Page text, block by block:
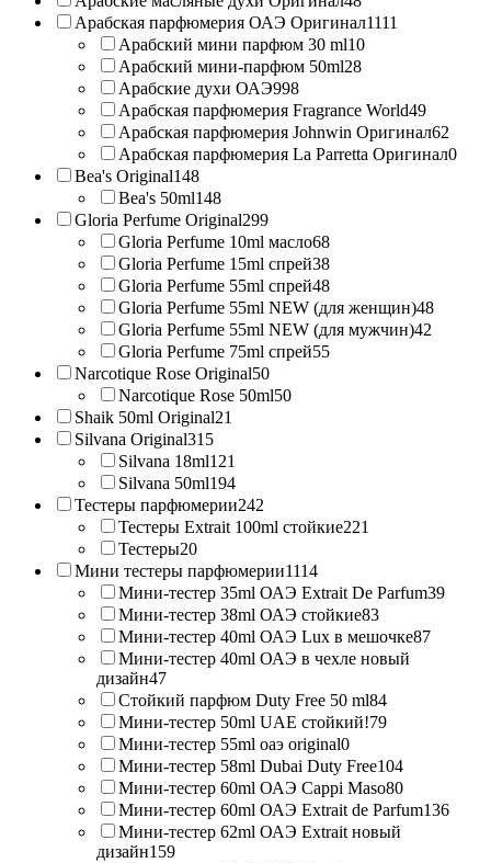
Арабская парфюмерия ОАЭ Оригинал1111
Арабский мини парфюм 30 ml10
Арабский мини-парфюм 50ml28
Арабские духи ОАЭ998
Арабская парфюмерия Fragrance World49
Арабская парфюмерия Johnwin Оригинал62
Арабская парфюмерия La Parretta Оригинал0
Bea's Original148
Bea's 50ml148
Gloria Perfume Original299
Gloria Perfume 10ml масло68
Gloria Perfume 15ml спрей38
Gloria Perfume 55ml спрей48
Gloria Perfume 55ml NEW (для женщин)48
Gloria Perfume 55ml NEW (для мужчин)42
Gloria Perfume 75ml спрей55
Narcotique Rose Original50
Narcotique Rose 50ml50
Shaik 50ml Original21
Silvana Original315
Silvana 18ml121
Silvana 50ml194
Тестеры парфюмерии242
Тестеры Extrait 100ml стойкие221
Тестеры20
Мини тестеры парфюмерии1114
Мини-тестер 35ml ОАЭ Extrait De Parfum39
Мини-тестер 38ml ОАЭ стойкие83
Мини-тестер 40ml ОАЭ Lux в мешочке87
Мини-тестер 40ml ОАЭ в чехле новый
дизайн47
Стойкий парфюм Duty Free 50 ml84
Мини-тестер 50ml UAE стойкий!79
Мини-тестер 55ml оаэ original0
Мини-тестер 58ml Dubai Duty Free104
Мини-тестер 60ml ОАЭ Cappi Maso80
Мини-тестер 60ml ОАЭ Extrait de Parfum136
Мини-тестер 62ml ОАЭ Extrait новый
дизайн159